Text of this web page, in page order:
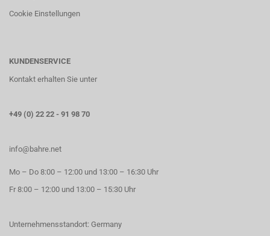
Cookie Einstellungen
KUNDENSERVICE
Kontakt erhalten Sie unter
+49 (0) 22 22 - 91 98 70
info@bahre.net
Mo – Do 8:00 – 12:00 und 13:00 – 16:30 Uhr
Fr 8:00 – 12:00 und 13:00 – 15:30 Uhr
Unternehmensstandort: Germany